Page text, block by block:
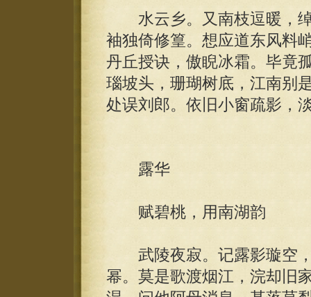
水云乡。又南枝逗暖，绰
袖独倚修篁。想应道东风料
丹丘授诀，傲睨冰霜。毕竟
瑙坡头，珊瑚树底，江南别
处误刘郎。依旧小窗疏影，
露华
赋碧桃，用南湖韵
武陵夜寂。记露影璇空，
幂。莫是歌渡烟江，浣却旧